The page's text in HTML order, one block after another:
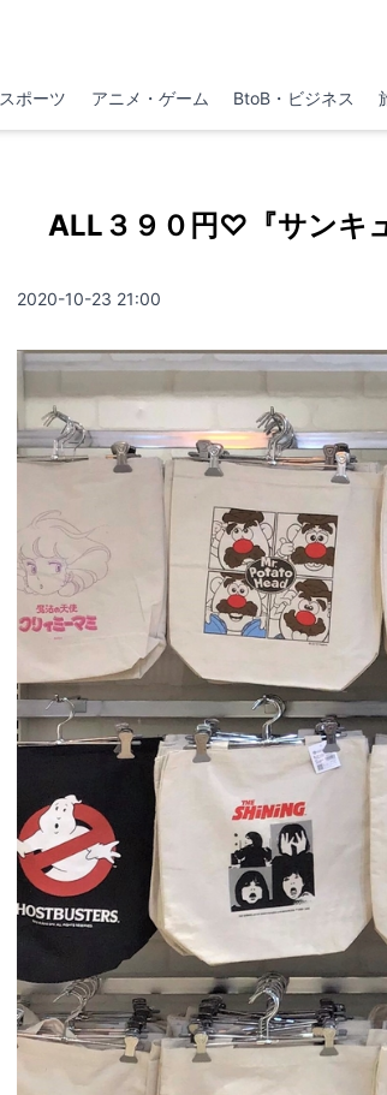
スポーツ アニメ・ゲーム BtoB・ビジネス
ALL３９０円♡『サンキ
2020-10-23 21:00